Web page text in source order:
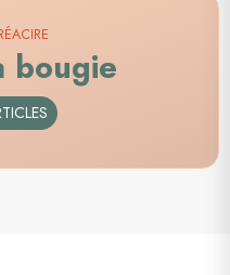
bougie